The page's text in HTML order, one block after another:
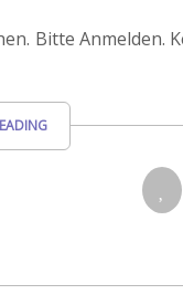
Bitte Anmelden.